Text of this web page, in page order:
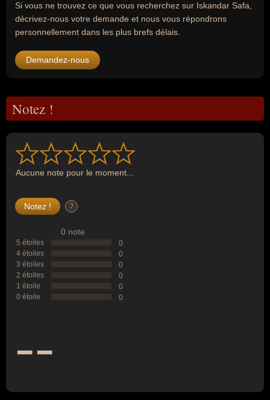
Si vous ne trouvez ce que vous recherchez sur Iskandar Safa,
décrivez-nous votre demande et nous vous répondrons
personnellement dans les plus brefs délais.
Demandez-nous
Notez !
Aucune note pour le moment...
?
0 note
5 étoiles
0
4 étoiles
0
3 étoiles
0
2 étoiles
0
1 étoile
0
0 étoile
0
--